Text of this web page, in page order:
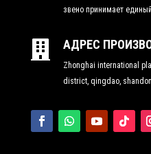
звено принимает
 АДРЕС
Zhonghai international
district, qingdao,